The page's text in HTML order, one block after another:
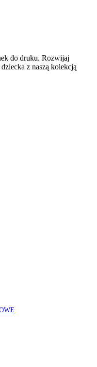
do druku. Rozwijaj
z naszą kolekcją